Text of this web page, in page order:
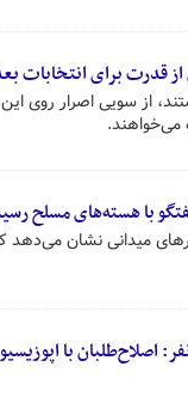
قدرت برای انتخابات
از سویی اصرار روی
می‌خواهند.
با هسته‌های مسلح
میدانی نشان
با